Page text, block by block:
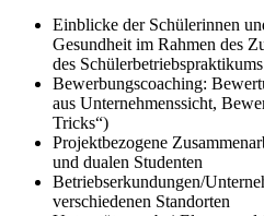
Einblicke der Schülerinnen
Gesundheit im Rahmen des
des Schülerbetriebspraktikums
Bewerbungscoaching:
aus Unternehmenssicht,
Tricks“)
Projektbezogene
und dualen Studenten
Betriebserkundungen/
verschiedenen Standorten